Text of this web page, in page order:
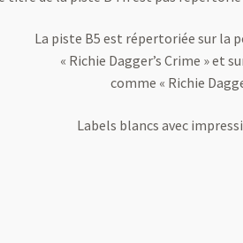
La piste B5 est répertoriée sur la
« Richie Dagger’s Crime » et
comme « Richie
Labels blancs avec